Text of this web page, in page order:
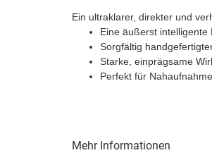
Ein ultraklarer, direkter und
Eine äußerst intelligente
Sorgfältig
Starke, einprägsame
Perfekt für
Mehr Informationen